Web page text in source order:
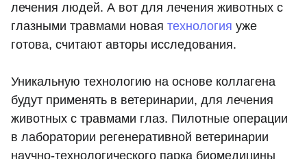
лечения людей. А вот для лечения животных с
глазными травмами новая технология уже
готова, считают авторы исследования.
Уникальную технологию на основе коллагена
будут применять в ветеринарии, для лечения
животных с травмами глаз. Пилотные операции
в лаборатории регенеративной ветеринарии
научно-технологического парка биомедицины